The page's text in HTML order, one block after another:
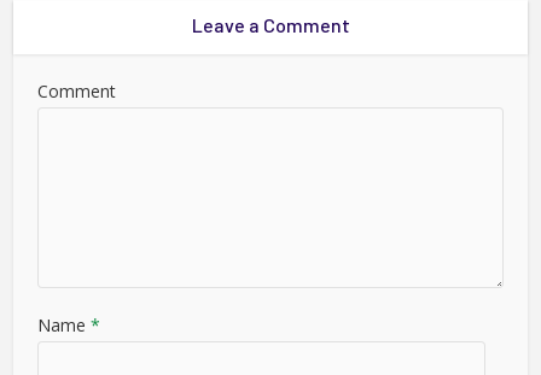
Leave a Comment
Comment
Name*